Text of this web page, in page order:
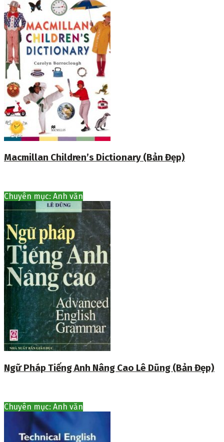
Macmillan Children’s Dictionary (Bản Đẹp)
Chuyên mục: Anh văn
Ngữ Pháp Tiếng Anh Nâng Cao Lê Dũng (Bản Đẹp)
Chuyên mục: Anh văn